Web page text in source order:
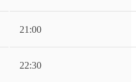
21:00
22:30